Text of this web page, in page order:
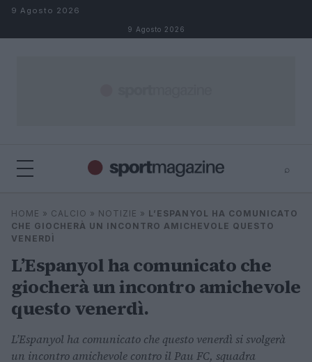
Salta al contenuto
9 Agosto 2026
9 Agosto 2026
⌕
Cerca
⌕ ×
HOME » CALCIO » NOTIZIE » L’ESPANYOL HA COMUNICATO
CHE GIOCHERÀ UN INCONTRO AMICHEVOLE QUESTO
VENERDÌ
L’Espanyol ha comunicato che
giocherà un incontro amichevole
questo venerdì.
L’Espanyol ha comunicato che questo venerdì si svolgerà
un incontro amichevole contro il Pau FC, squadra